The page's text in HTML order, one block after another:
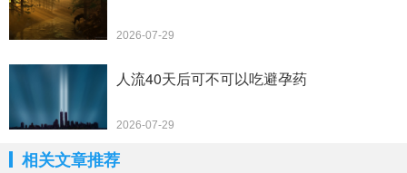
2026-07-29
人流40天后可不可以吃避孕药
2026-07-29
相关文章推荐